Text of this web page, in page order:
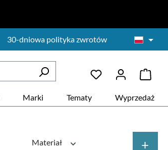
30-dniowa polityka zwrotów
Marki Tematy Wyprzedaż
Materiał +